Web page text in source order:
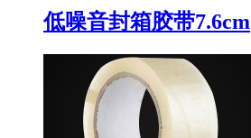
低噪音封箱胶带7.6cm